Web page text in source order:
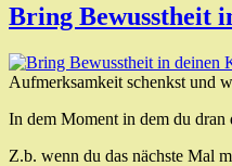
Bring Bewusstheit
Aufmerksamkeit schenkst und
In dem Moment in dem du dran
Z.b. wenn du das nächste Mal